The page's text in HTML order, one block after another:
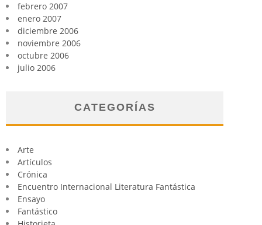
febrero 2007
enero 2007
diciembre 2006
noviembre 2006
octubre 2006
julio 2006
CATEGORÍAS
Arte
Artículos
Crónica
Encuentro Internacional Literatura Fantástica
Ensayo
Fantástico